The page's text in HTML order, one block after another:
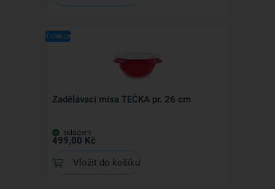
Kolekce
Zadělávací mísa TEČKA pr. 26 cm
skladem
499,00 Kč
Vložit do košíku